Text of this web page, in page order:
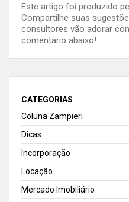
Este artigo foi produzido
Compartilhe suas
consultores vão adorar
comentário abaixo!
CATEGORIAS
Coluna Zampieri
Dicas
Incorporação
Locação
Mercado Imobiliário